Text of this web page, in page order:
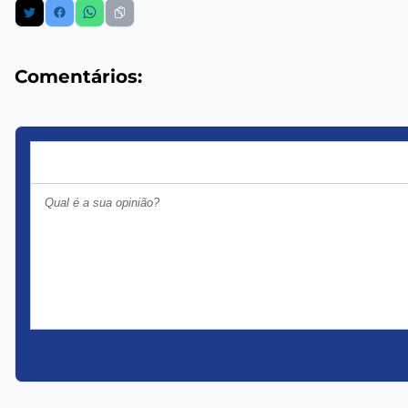
Comentários: